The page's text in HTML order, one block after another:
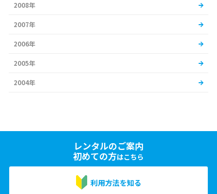
2008年
2007年
2006年
2005年
2004年
レンタルのご案内
初めての方はこちら
利用方法を知る